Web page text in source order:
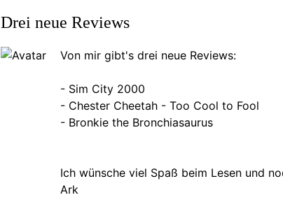
Drei neue Reviews
Von mir gibt's drei neue Reviews:
- Sim City 2000
- Chester Cheetah - Too Cool to Fool
- Bronkie the Bronchiasaurus
Ich wünsche viel Spaß beim Lesen und
Ark